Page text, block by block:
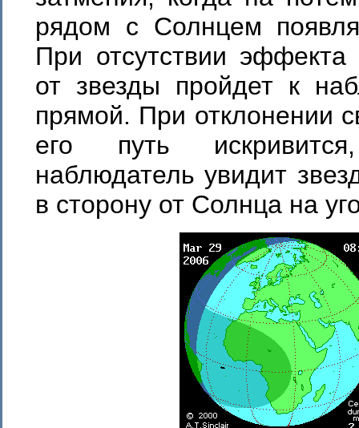
рядом с Солнцем
При отсутствии эффекта
от звезды пройдет к
прямой. При отклонении
его путь
наблюдатель увидит
в сторону от Солнца на